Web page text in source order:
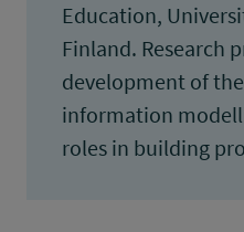
Education,
Finland. Research
development of
information
roles in building